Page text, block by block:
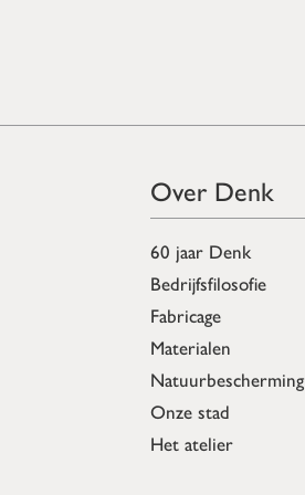
Over Denk
60 jaar Denk
Bedrijfsfilosofie
Fabricage
Materialen
Natuurbescherming
Onze stad
Het atelier